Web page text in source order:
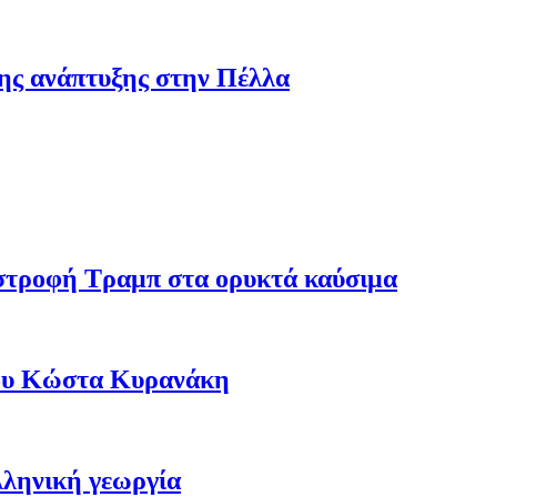
ανάπτυξης στην Πέλλα
Τραμπ στα ορυκτά καύσιμα
Κώστα Κυρανάκη
γεωργία